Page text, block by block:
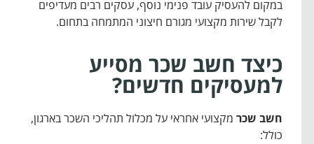
במקום להעסיק עובד פנימי נוסף, עסקים רבים מעדיפים
לקבל שירות מקצועי מגורם חיצוני המתמחה בתחום.
כיצד חשב שכר מסייע
למעסיקים חדשים?
חשב שכרמקצועי אחראי על מכלול תהליכי השכר בארגון,
כולל: